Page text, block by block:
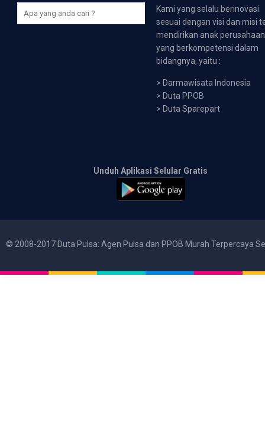
Kami yang selalu berinovasi
sesuai dengan visi dan misi
mendirikan anak perusahaan
yang berkompetensi dalam
bidangnya, yaitu :
> Darmawisata Indonesia
> Duta PPOB
> Duta Sparepart
Unduh Aplikasi Selular Gratis
© 2008-2017 Duta Pulsa: Agen Pulsa dan PPOB Murah Terpercaya